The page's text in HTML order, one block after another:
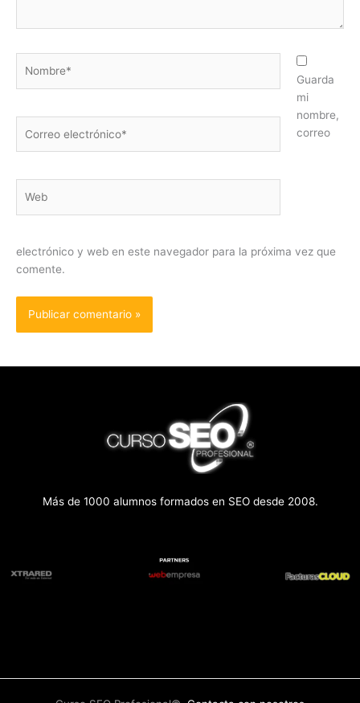
electrónico*
Guarda
mi
nombre,
correo
electrónico y web en este navegador para la próxima vez que
comente.
Más de 1000 alumnos formados en SEO desde 2008.